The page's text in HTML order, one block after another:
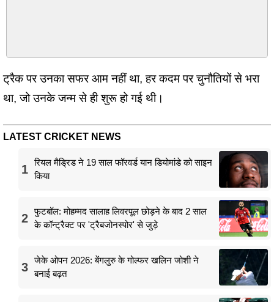
ट्रैक पर उनका सफर आम नहीं था, हर कदम पर चुनौतियों से भरा
था, जो उनके जन्म से ही शुरू हो गई थी।
LATEST CRICKET NEWS
1
रियल मैड्रिड ने 19 साल फॉरवर्ड यान डियोमांडे को साइन
किया
2
फुटबॉल: मोहम्मद सालाह लिवरपूल छोड़ने के बाद 2 साल
के कॉन्ट्रैक्ट पर 'ट्रैबजोनस्पोर' से जुड़े
3
जेके ओपन 2026: बेंगलुरु के गोल्फर खलिन जोशी ने
बनाई बढ़त